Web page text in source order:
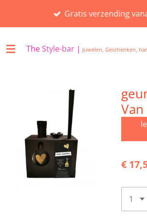
de
Gratis verzending
TheStyle-bar | Juwelen, Geschenken, handtassen
€